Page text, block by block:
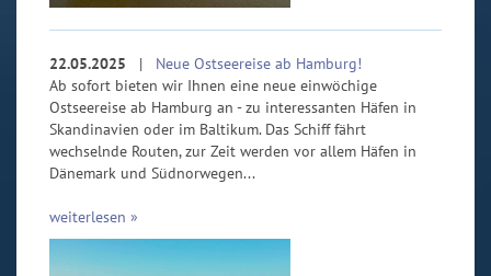
22.05.2025 | Neue Ostseereise ab Hamburg!
Ab sofort bieten wir Ihnen eine neue einwöchige
Ostseereise ab Hamburg an - zu interessanten Häfen in
Skandinavien oder im Baltikum. Das Schiff fährt
wechselnde Routen, zur Zeit werden vor allem Häfen in
Dänemark und Südnorwegen...
weiterlesen »